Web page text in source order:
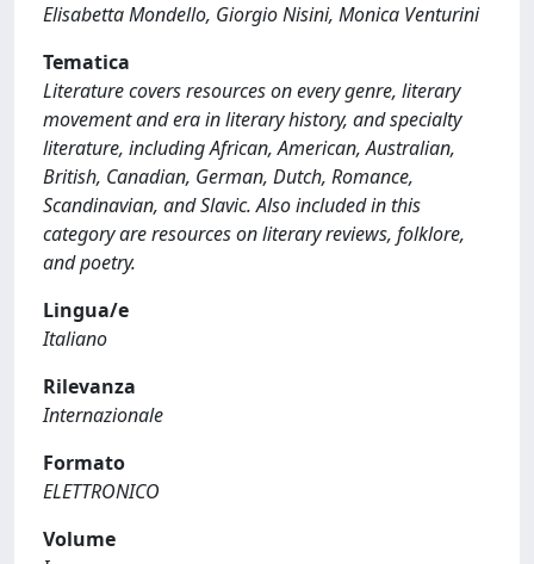
Elisabetta Mondello, Giorgio Nisini, Monica Venturini
Tematica
Literature covers resources on every genre, literary
movement and era in literary history, and specialty
literature, including African, American, Australian,
British, Canadian, German, Dutch, Romance,
Scandinavian, and Slavic. Also included in this
category are resources on literary reviews, folklore,
and poetry.
Lingua/e
Italiano
Rilevanza
Internazionale
Formato
ELETTRONICO
Volume